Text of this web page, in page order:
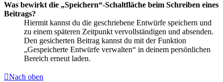
Was bewirkt die „Speichern“-Schaltfläche beim Schreiben eines
Beitrags?
Hiermit kannst du die geschriebene Entwürfe speichern und
zu einem späteren Zeitpunkt vervollständigen und absenden.
Den gesicherten Beitrag kannst du mit der Funktion
„Gespeicherte Entwürfe verwalten“ in deinem persönlichen
Bereich erneut laden.
Nach oben